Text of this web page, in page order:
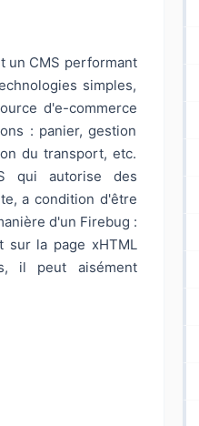
un CMS performant
simples,
d'e-commerce
: panier, gestion
du transport, etc.
qui autorise des
a condition d'être
d'un Firebug :
sur la page xHTML
il peut aisément